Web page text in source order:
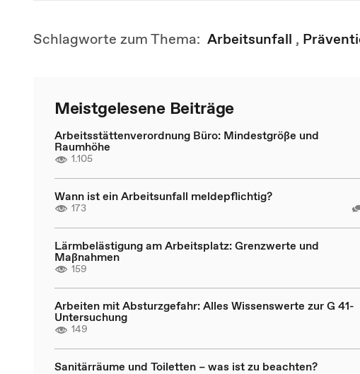
Schlagworte zum Thema: Arbeitsunfall ,
Meistgelesene Beiträge
Arbeitsstättenverordnung Büro: Mindestgröße und
Raumhöhe
1.105
Wann ist ein Arbeitsunfall meldepflichtig?
173
Lärmbelästigung am Arbeitsplatz: Grenzwerte und
Maßnahmen
159
Arbeiten mit Absturzgefahr: Alles Wissenswerte zur G 41-
Untersuchung
149
Sanitärräume und Toiletten – was ist zu beachten?